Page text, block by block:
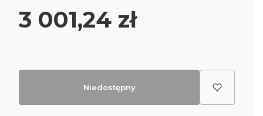
Cena
3 001,24 zł
Niedostępny